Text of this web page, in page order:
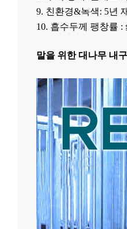
9. 친환경&녹색: 5년
10. 흡수두께 팽창률 :
말을 위한 대나무 내